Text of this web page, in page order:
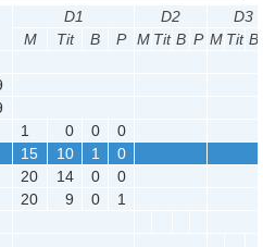
D1 D2
D3
M
Tit B P M Tit B P M Tit B
1 0 0
0
15 10 1
0
20 14 0
0
20 9 0
1